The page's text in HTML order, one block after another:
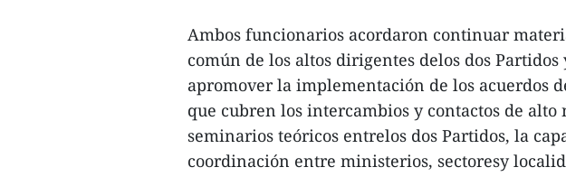
Ambos funcionarios acordaron continuar
común de los altos dirigentes delos dos
apromover la implementación de los acuerdos
que cubren los intercambios y contactos de
seminarios teóricos entrelos dos Partidos, la
coordinación entre ministerios, sectoresy